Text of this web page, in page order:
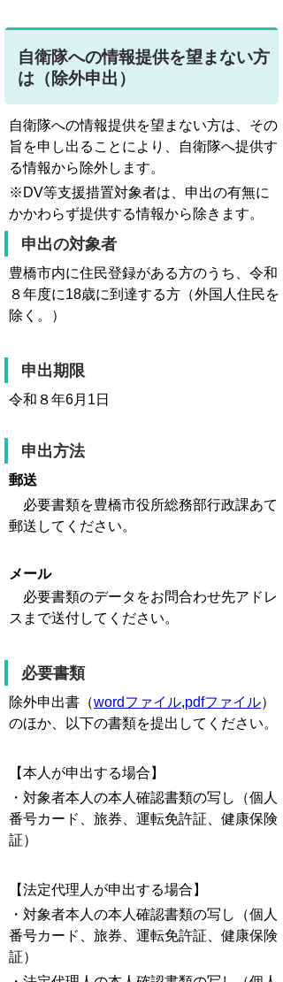
自衛隊への情報提供を望まない方
は（除外申出）
自衛隊への情報提供を望まない方は、その
旨を申し出ることにより、自衛隊へ提供す
る情報から除外します。
※DV等支援措置対象者は、申出の有無に
かかわらず提供する情報から除きます。
申出の対象者
豊橋市内に住民登録がある方のうち、令和
８年度に18歳に到達する方（外国人住民を
除く。）
申出期限
令和８年6月1日
申出方法
郵送
必要書類を豊橋市役所総務部行政課あて
郵送してください。
メール
必要書類のデータをお問合わせ先アドレ
スまで送付してください。
必要書類
除外申出書（wordファイル,pdfファイル）
のほか、以下の書類を提出してください。
【本人が申出する場合】
・対象者本人の本人確認書類の写し（個人
番号カード、旅券、運転免許証、健康保険
証）
【法定代理人が申出する場合】
・対象者本人の本人確認書類の写し（個人
番号カード、旅券、運転免許証、健康保険
証）